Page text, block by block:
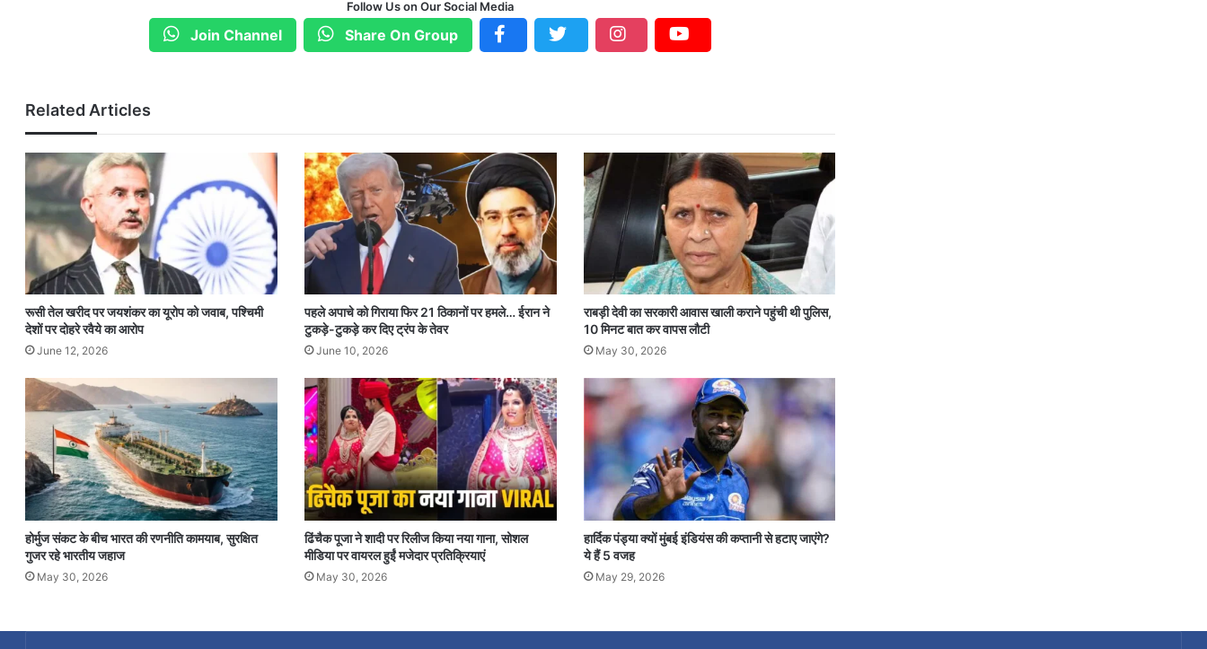
Follow Us on Our Social Media
Join Channel Share On Group
Related Articles
रूसी तेल खरीद पर जयशंकर का यूरोप को जवाब, पश्चिमी
देशों पर दोहरे रवैये का आरोप
June 12, 2026
पहले अपाचे को गिराया फिर 21 ठिकानों पर हमले… ईरान ने
टुकड़े-टुकड़े कर दिए ट्रंप के तेवर
June 10, 2026
राबड़ी देवी का सरकारी आवास खाली कराने पहुंची थी पुलिस,
10 मिनट बात कर वापस लौटी
May 30, 2026
होर्मुज संकट के बीच भारत की रणनीति कामयाब, सुरक्षित
गुजर रहे भारतीय जहाज
May 30, 2026
ढिंचैक पूजा ने शादी पर रिलीज किया नया गाना, सोशल
मीडिया पर वायरल हुईं मजेदार प्रतिक्रियाएं
May 30, 2026
हार्दिक पंड्या क्यों मुंबई इंडियंस की कप्तानी से हटाए जाएंगे?
ये हैं 5 वजह
May 29, 2026